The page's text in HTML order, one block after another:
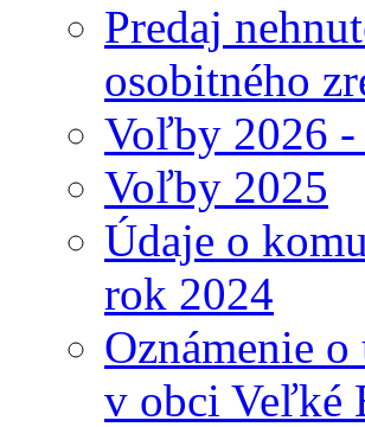
Predaj
osobitného
Voľby 2026
Voľby 2025
Údaje o
rok 2024
Oznámenie
v obci Veľké